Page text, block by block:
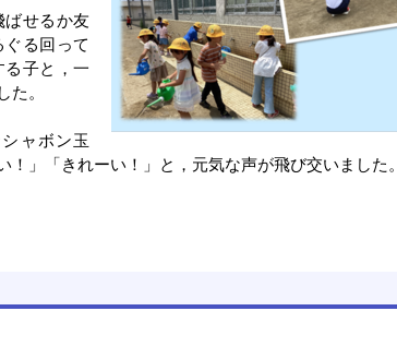
ばせるか友
る回って
子と，一
た。
ャボン玉
」「きれーい！」と，元気な声が飛び交いました。